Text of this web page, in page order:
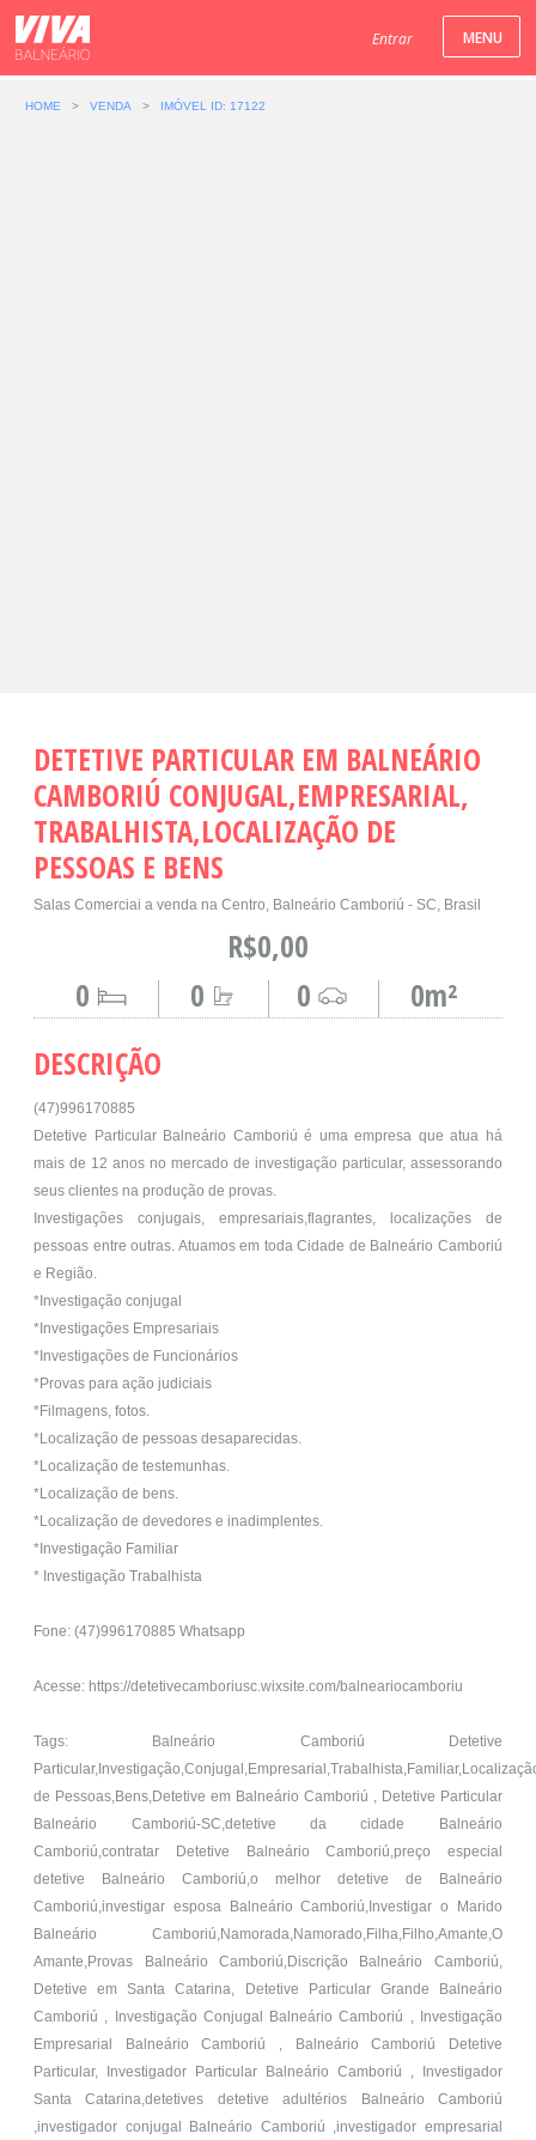
Entrar
HOME > VENDA > IMÓVEL ID: 17122
DETETIVE PARTICULAR EM BALNEÁRIO
CAMBORIÚ CONJUGAL,EMPRESARIAL,
TRABALHISTA,LOCALIZAÇÃO DE
PESSOAS E BENS
Salas Comerciai a venda na Centro, Balneário Camboriú - SC, Brasil
R$0,00
0m²
0
0
0
DESCRIÇÃO
(47)996170885
Detetive Particular Balneário Camboriú é uma empresa que atua há
mais de 12 anos no mercado de investigação particular, assessorando
seus clientes na produção de provas.
Investigações conjugais, empresariais,flagrantes, localizações de
pessoas entre outras. Atuamos em toda Cidade de Balneário Camboriú
e Região.
*Investigação conjugal
*Investigações Empresariais
*Investigações de Funcionários
*Provas para ação judiciais
*Filmagens, fotos.
*Localização de pessoas desaparecidas.
*Localização de testemunhas.
*Localização de bens.
*Localização de devedores e inadimplentes.
*Investigação Familiar
* Investigação Trabalhista
Fone: (47)996170885 Whatsapp
Acesse: https://detetivecamboriusc.wixsite.com/balneariocamboriu
Tags: Balneário Camboriú Detetive
de Pessoas,Bens,Detetive em Balneário Camboriú , Detetive Particular
Balneário Camboriú-SC,detetive da cidade Balneário
Camboriú,contratar Detetive Balneário Camboriú,preço especial
detetive Balneário Camboriú,o melhor detetive de Balneário
Camboriú,investigar esposa Balneário Camboriú,Investigar o Marido
Balneário Camboriú,Namorada,Namorado,Filha,Filho,Amante,O
Amante,Provas Balneário Camboriú,Discrição Balneário Camboriú,
Detetive em Santa Catarina, Detetive Particular Grande Balneário
Camboriú , Investigação Conjugal Balneário Camboriú , Investigação
Empresarial Balneário Camboriú , Balneário Camboriú Detetive
Particular, Investigador Particular Balneário Camboriú , Investigador
Santa Catarina,detetives detetive adultérios Balneário Camboriú
,investigador conjugal Balneário Camboriú ,investigador empresarial